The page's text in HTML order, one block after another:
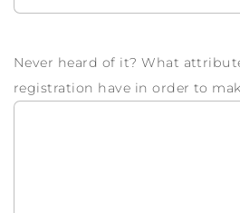
Never heard of it? What
registration have in order to